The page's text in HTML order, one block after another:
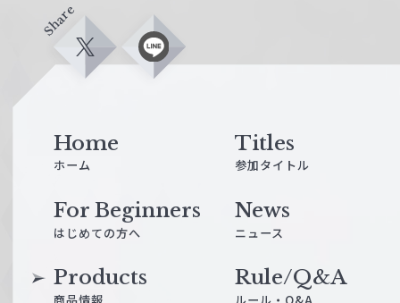
Share
X L
Home
ホーム
Titles
参加タイトル
For Beginners
はじめての方へ
News
ニュース
Products Rule/Q&A